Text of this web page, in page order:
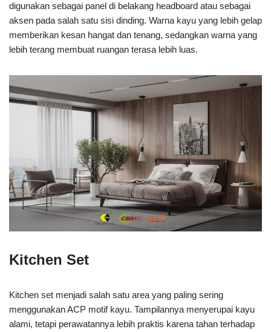
digunakan sebagai panel di belakang headboard atau sebagai
aksen pada salah satu sisi dinding. Warna kayu yang lebih gelap
memberikan kesan hangat dan tenang, sedangkan warna yang
lebih terang membuat ruangan terasa lebih luas.
Kitchen Set
Kitchen set menjadi salah satu area yang paling sering
menggunakan ACP motif kayu. Tampilannya menyerupai kayu
alami, tetapi perawatannya lebih praktis karena tahan terhadap